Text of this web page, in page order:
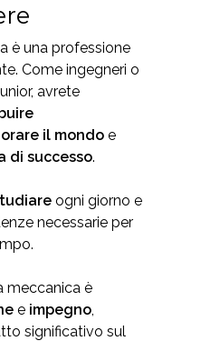
è una professione
Come ingegneri o
avrete
il mondo e
di successo.
ogni giorno e
necessarie per
meccanica è
e impegno,
significativo sul